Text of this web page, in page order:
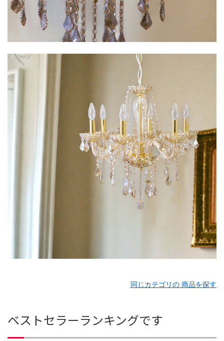
同じカテゴリの 商品を探す
ベストセラーランキングです